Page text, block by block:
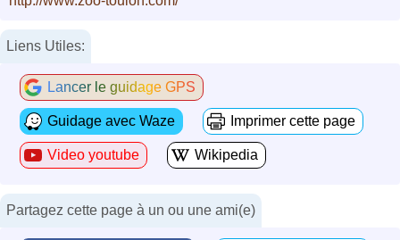
Liens Utiles:
Lancer le guidage GPS
Guidage avec Waze Imprimer cette page
Video youtube Wikipedia
Partagez cette page à un ou une ami(e)